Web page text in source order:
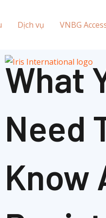
Dịch vụ VNBG
What
Need
Know